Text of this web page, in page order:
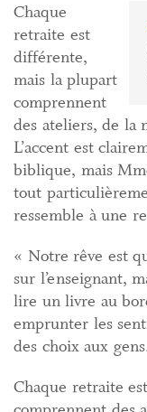
Chaque
retraite est
différente,
mais la plupart
comprennent
des ateliers, de la
L’accent est
biblique, mais
tout
ressemble à une
« Notre rêve est
sur l’enseignant,
lire un livre au
emprunter les
des choix aux
Chaque retraite